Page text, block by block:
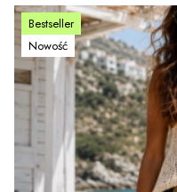
Bestseller
Nowość